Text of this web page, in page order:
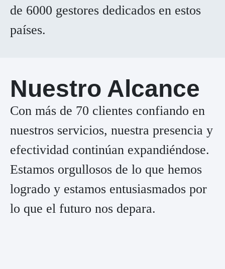
de 6000 gestores dedicados en estos
países.
Nuestro Alcance
Con más de 70 clientes confiando en
nuestros servicios, nuestra presencia y
efectividad continúan expandiéndose.
Estamos orgullosos de lo que hemos
logrado y estamos entusiasmados por
lo que el futuro nos depara.